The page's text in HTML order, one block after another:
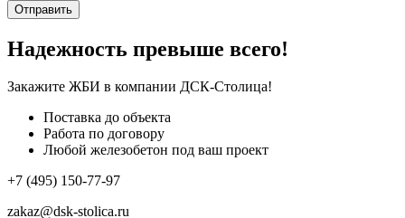
Отправить
Надежность превыше всего!
Закажите ЖБИ в компании ДСК-Столица!
Поставка до объекта
Работа по договору
Любой железобетон под ваш проект
+7 (495) 150-77-97
zakaz@dsk-stolica.ru